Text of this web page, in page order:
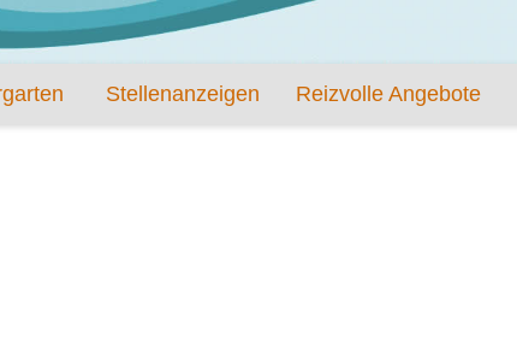
Stellenanzeigen Reizvolle Angebote